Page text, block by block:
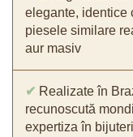
elegante, identice
piesele similare
aur masiv
✔ Realizate în
recunoscută
expertiza în